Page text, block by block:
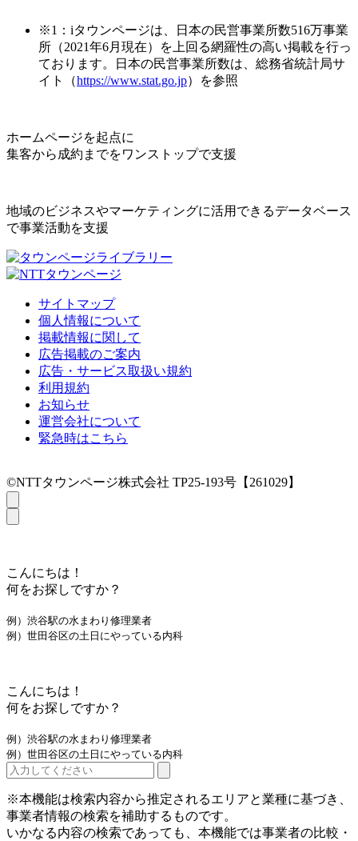
※1：iタウンページは、日本の民営事業所数516万事業
所（2021年6月現在）を上回る網羅性の高い掲載を行っ
ております。日本の民営事業所数は、総務省統計局サ
イト（https://www.stat.go.jp）を参照
ホームページを起点に
集客から成約までをワンストップで支援
地域のビジネスやマーケティングに活用できるデータベース
で事業活動を支援
サイトマップ
個人情報について
掲載情報に関して
広告掲載のご案内
広告・サービス取扱い規約
利用規約
お知らせ
運営会社について
緊急時はこちら
©NTTタウンページ株式会社 TP25-193号【261029】
こんにちは！
何をお探しですか？
例）渋谷駅の水まわり修理業者
例）世田谷区の土日にやっている内科
こんにちは！
何をお探しですか？
例）渋谷駅の水まわり修理業者
例）世田谷区の土日にやっている内科
※本機能は検索内容から推定されるエリアと業種に基づき、
事業者情報の検索を補助するものです。
いかなる内容の検索であっても、本機能では事業者の比較・